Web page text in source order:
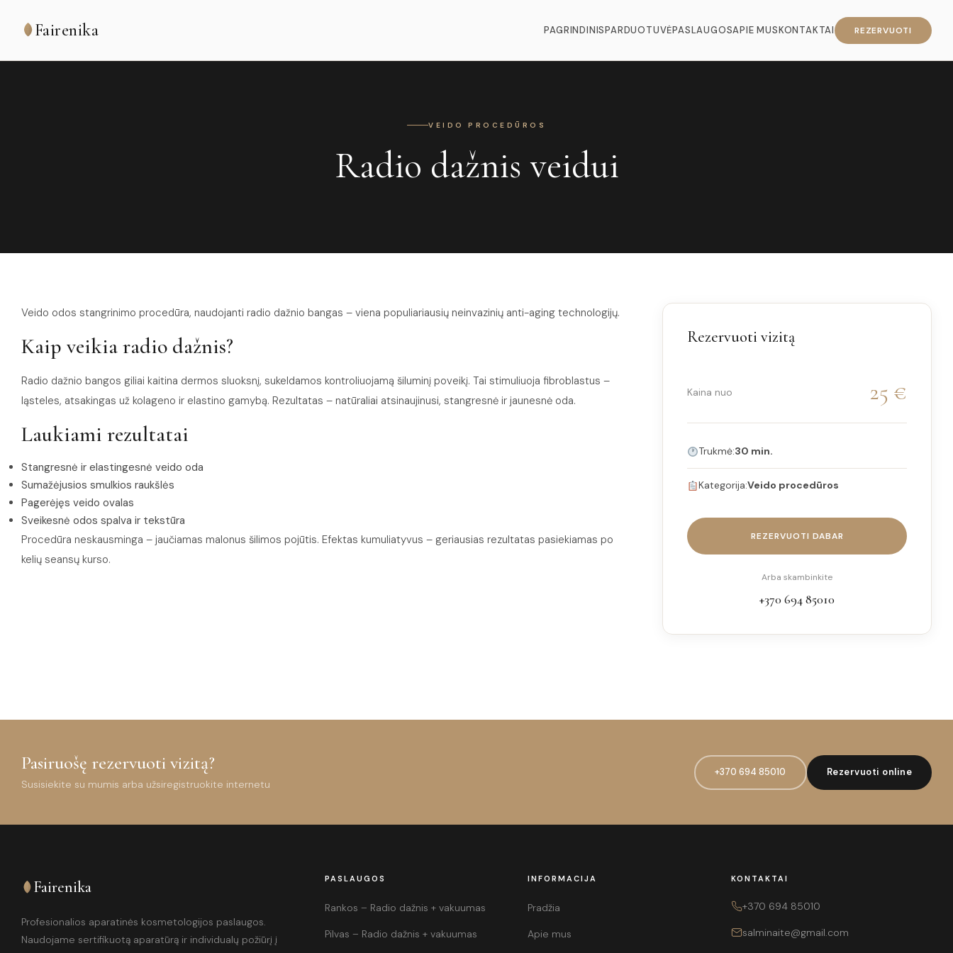
Fairenika PAGRINDINISPARDUOTUVĖPASLAUGOSAPIE MUSKONTAKTAI REZERVUOTI
VEIDO PROCEDŪROS
Radio dažnis veidui
Veido odos stangrinimo procedūra, naudojanti radio dažnio bangas – viena populiariausių neinvazinių anti-aging technologijų.
Kaip veikia radio dažnis?
Radio dažnio bangos giliai kaitina dermos sluoksnį, sukeldamos kontroliuojamą šiluminį poveikį. Tai stimuliuoja fibroblastus –
ląsteles, atsakingas už kolageno ir elastino gamybą. Rezultatas – natūraliai atsinaujinusi, stangresnė ir jaunesnė oda.
Laukiami rezultatai
Stangresnė ir elastingesnė veido oda
Sumažėjusios smulkios raukšlės
Pagerėjęs veido ovalas
Sveikesnė odos spalva ir tekstūra
Procedūra neskausminga – jaučiamas malonus šilimos pojūtis. Efektas kumuliatyvus – geriausias rezultatas pasiekiamas po
kelių seansų kurso.
Rezervuoti vizitą
Kaina nuo 25 €
Trukmė:30 min.
Kategorija:Veido procedūros
REZERVUOTI DABAR
Arba skambinkite
+370 694 85010
Pasiruošę rezervuoti vizitą?
Susisiekite su mumis arba užsiregistruokite internetu
+370 694 85010 Rezervuoti online
Fairenika
Profesionalios aparatinės kosmetologijos paslaugos.
Naudojame sertifikuotą aparatūrą ir individualų požiūrį į
PASLAUGOS
Rankos – Radio dažnis + vakuumas
Pilvas – Radio dažnis + vakuumas
INFORMACIJA
Pradžia
Apie mus
KONTAKTAI
+370 694 85010
salminaite@gmail.com